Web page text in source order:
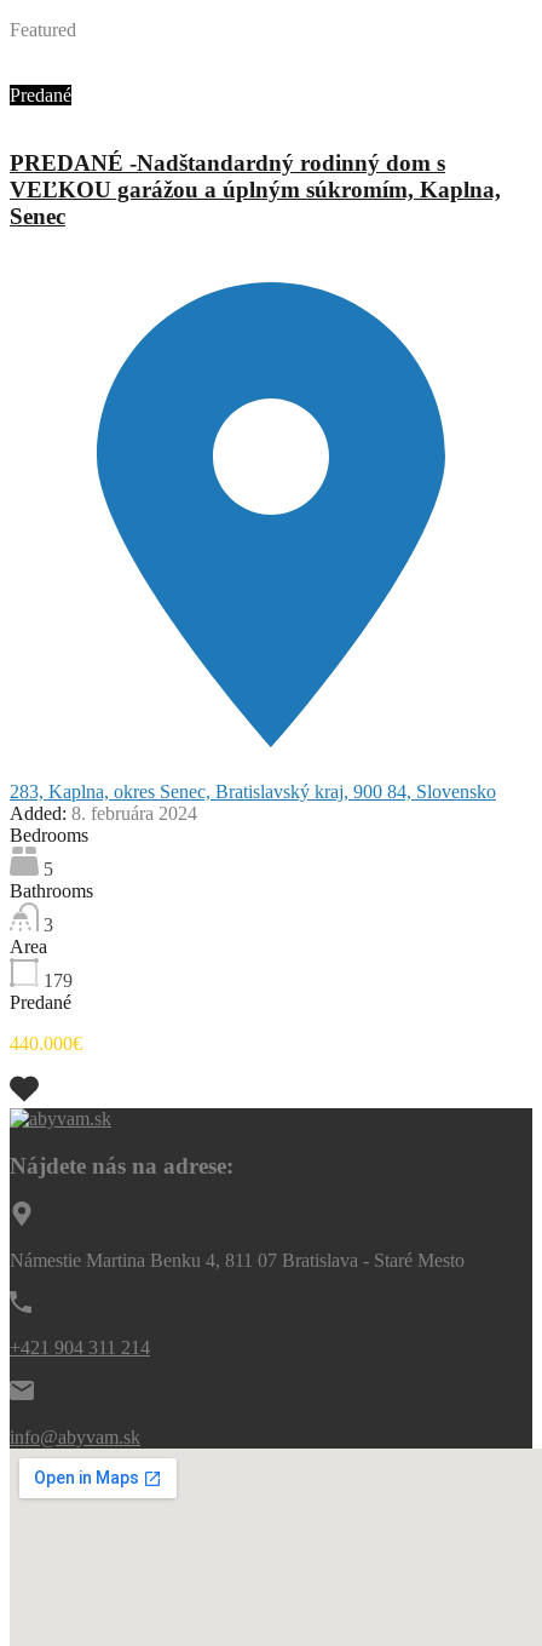
Featured
Predané
PREDANÉ -Nadštandardný rodinný dom s
VEĽKOU garážou a úplným súkromím, Kaplna,
Senec
283, Kaplna, okres Senec, Bratislavský kraj, 900 84, Slovensko
Added: 8. februára 2024
Bedrooms
5
Bathrooms
3
Area
179
Predané
440.000€
Nájdete nás na adrese:
Námestie Martina Benku 4, 811 07 Bratislava - Staré Mesto
+421 904 311 214
info@abyvam.sk